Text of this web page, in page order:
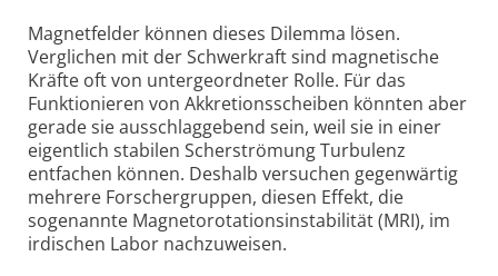
Magnetfelder können dieses Dilemma lösen.
Verglichen mit der Schwerkraft sind magnetische
Kräfte oft von untergeordneter Rolle. Für das
Funktionieren von Akkretionsscheiben könnten aber
gerade sie ausschlaggebend sein, weil sie in einer
eigentlich stabilen Scherströmung Turbulenz
entfachen können. Deshalb versuchen gegenwärtig
mehrere Forschergruppen, diesen Effekt, die
sogenannte Magnetorotationsinstabilität (MRI), im
irdischen Labor nachzuweisen.